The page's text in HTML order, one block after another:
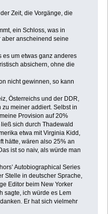
Zeit, die Vorgänge, die
ein Schloss, was in
anscheinend seine
es um etwas ganz anderes
absichern, ohne die
nicht gewinnen, so kann
Österreichs und der DDR,
meiner addiert. Selbst in
Provision auf 20%
sich durch Thadewald
etwa mit Virginia Kidd,
hätte, wären also 25% an
ist so naiv, als würde man
Autobiographical Series
Stelle in deutscher Sprache,
Editor beim New Yorker
sagte, ich würde es Lem
Er hat sich vielmehr